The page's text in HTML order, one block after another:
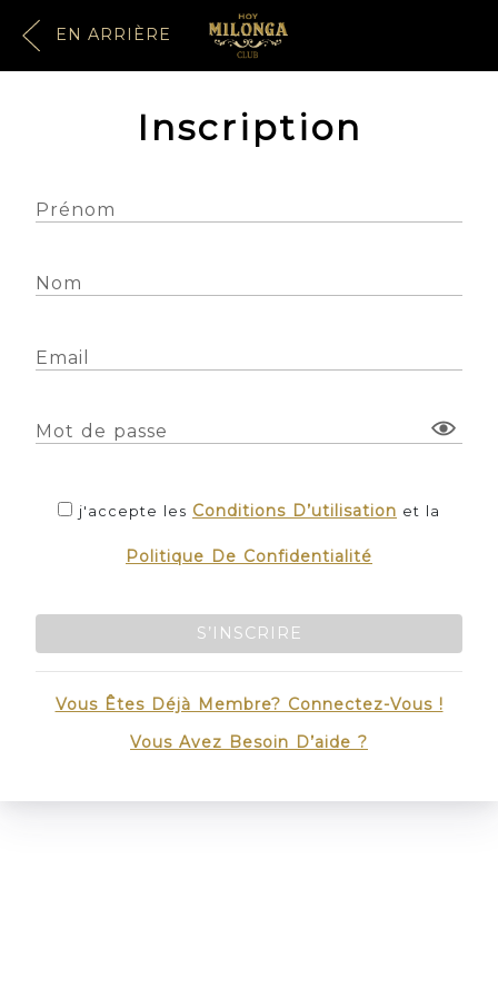
EN ARRIÈRE
Inscription
Prénom
Nom
Email
Mot de passe
j'accepte les Conditions D’utilisation et la
Politique De Confidentialité
S’INSCRIRE
Vous Êtes Déjà Membre? Connectez-Vous !
Vous Avez Besoin D’aide ?